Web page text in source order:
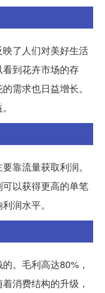
了人们对美好生活
到花卉市场的存
需求也日益增长。
靠流量获取利润。
以获得更高的单笔
润水平。
。毛利高达80%，
消费结构的升级，